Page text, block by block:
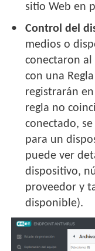
sitio Web en
Control del
medios o
conectaron al
con una
registrarán
regla no
conectado,
para un
puede ver
dispositivo,
proveedor y
disponible).